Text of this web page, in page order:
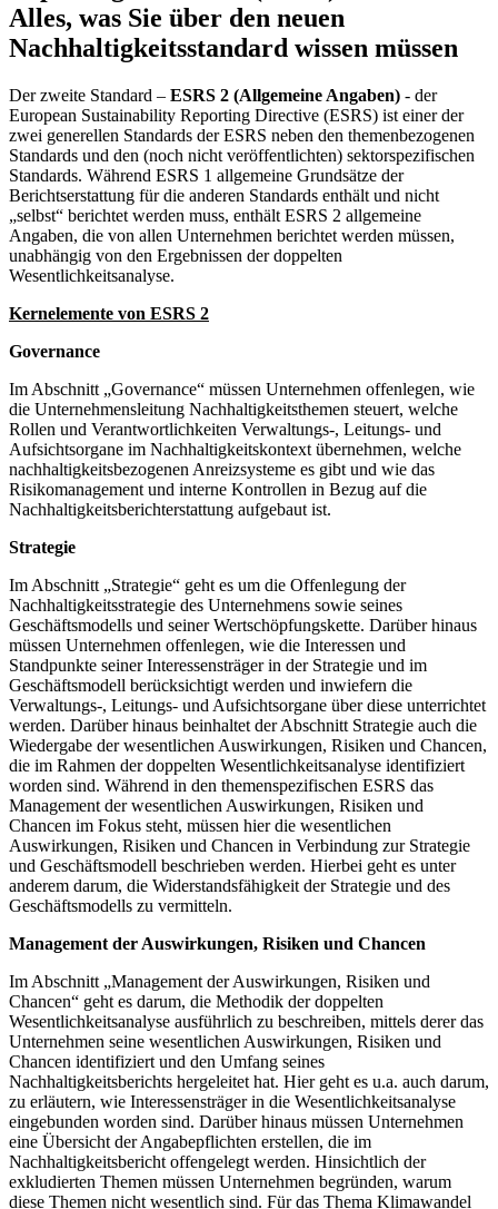
Alles, was Sie über den neuen
Nachhaltigkeitsstandard wissen müssen
Der zweite Standard – ESRS 2 (Allgemeine Angaben) - der
European Sustainability Reporting Directive (ESRS) ist einer der
zwei generellen Standards der ESRS neben den themenbezogenen
Standards und den (noch nicht veröffentlichten) sektorspezifischen
Standards. Während ESRS 1 allgemeine Grundsätze der
Berichtserstattung für die anderen Standards enthält und nicht
„selbst“ berichtet werden muss, enthält ESRS 2 allgemeine
Angaben, die von allen Unternehmen berichtet werden müssen,
unabhängig von den Ergebnissen der doppelten
Wesentlichkeitsanalyse.
Kernelemente von ESRS 2
Governance
Im Abschnitt „Governance“ müssen Unternehmen offenlegen, wie
die Unternehmensleitung Nachhaltigkeitsthemen steuert, welche
Rollen und Verantwortlichkeiten Verwaltungs-, Leitungs- und
Aufsichtsorgane im Nachhaltigkeitskontext übernehmen, welche
nachhaltigkeitsbezogenen Anreizsysteme es gibt und wie das
Risikomanagement und interne Kontrollen in Bezug auf die
Nachhaltigkeitsberichterstattung aufgebaut ist.
Strategie
Im Abschnitt „Strategie“ geht es um die Offenlegung der
Nachhaltigkeitsstrategie des Unternehmens sowie seines
Geschäftsmodells und seiner Wertschöpfungskette. Darüber hinaus
müssen Unternehmen offenlegen, wie die Interessen und
Standpunkte seiner Interessensträger in der Strategie und im
Geschäftsmodell berücksichtigt werden und inwiefern die
Verwaltungs-, Leitungs- und Aufsichtsorgane über diese unterrichtet
werden. Darüber hinaus beinhaltet der Abschnitt Strategie auch die
Wiedergabe der wesentlichen Auswirkungen, Risiken und Chancen,
die im Rahmen der doppelten Wesentlichkeitsanalyse identifiziert
worden sind. Während in den themenspezifischen ESRS das
Management der wesentlichen Auswirkungen, Risiken und
Chancen im Fokus steht, müssen hier die wesentlichen
Auswirkungen, Risiken und Chancen in Verbindung zur Strategie
und Geschäftsmodell beschrieben werden. Hierbei geht es unter
anderem darum, die Widerstandsfähigkeit der Strategie und des
Geschäftsmodells zu vermitteln.
Management der Auswirkungen, Risiken und Chancen
Im Abschnitt „Management der Auswirkungen, Risiken und
Chancen“ geht es darum, die Methodik der doppelten
Wesentlichkeitsanalyse ausführlich zu beschreiben, mittels derer das
Unternehmen seine wesentlichen Auswirkungen, Risiken und
Chancen identifiziert und den Umfang seines
Nachhaltigkeitsberichts hergeleitet hat. Hier geht es u.a. auch darum,
zu erläutern, wie Interessensträger in die Wesentlichkeitsanalyse
eingebunden worden sind. Darüber hinaus müssen Unternehmen
eine Übersicht der Angabepflichten erstellen, die im
Nachhaltigkeitsbericht offengelegt werden. Hinsichtlich der
exkludierten Themen müssen Unternehmen begründen, warum
diese Themen nicht wesentlich sind. Für das Thema Klimawandel